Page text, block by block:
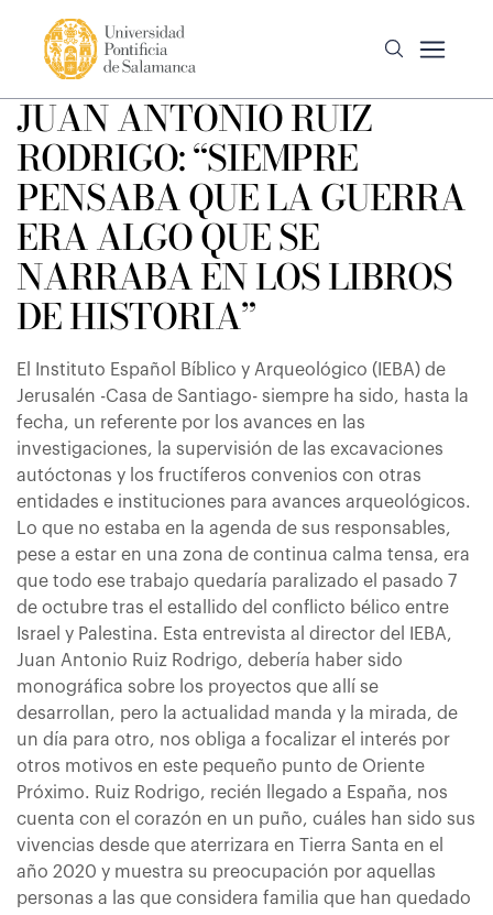
JUAN ANTONIO RUIZ
RODRIGO: “SIEMPRE
PENSABA QUE LA GUERRA
ERA ALGO QUE SE
NARRABA EN LOS LIBROS
DE HISTORIA”
El Instituto Español Bíblico y Arqueológico (IEBA) de
Jerusalén -Casa de Santiago- siempre ha sido, hasta la
fecha, un referente por los avances en las
investigaciones, la supervisión de las excavaciones
autóctonas y los fructíferos convenios con otras
entidades e instituciones para avances arqueológicos.
Lo que no estaba en la agenda de sus responsables,
pese a estar en una zona de continua calma tensa, era
que todo ese trabajo quedaría paralizado el pasado 7
de octubre tras el estallido del conflicto bélico entre
Israel y Palestina. Esta entrevista al director del IEBA,
Juan Antonio Ruiz Rodrigo, debería haber sido
monográfica sobre los proyectos que allí se
desarrollan, pero la actualidad manda y la mirada, de
un día para otro, nos obliga a focalizar el interés por
otros motivos en este pequeño punto de Oriente
Próximo. Ruiz Rodrigo, recién llegado a España, nos
cuenta con el corazón en un puño, cuáles han sido sus
vivencias desde que aterrizara en Tierra Santa en el
año 2020 y muestra su preocupación por aquellas
personas a las que considera familia que han quedado